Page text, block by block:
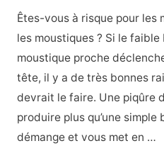
des
adultes
Êtes-vous à risque pour les
les moustiques ? Si le faible
moustique proche
tête, il y a de très bonnes
devrait le faire. Une piqûre
produire plus qu’une simple
démange et vous met en …